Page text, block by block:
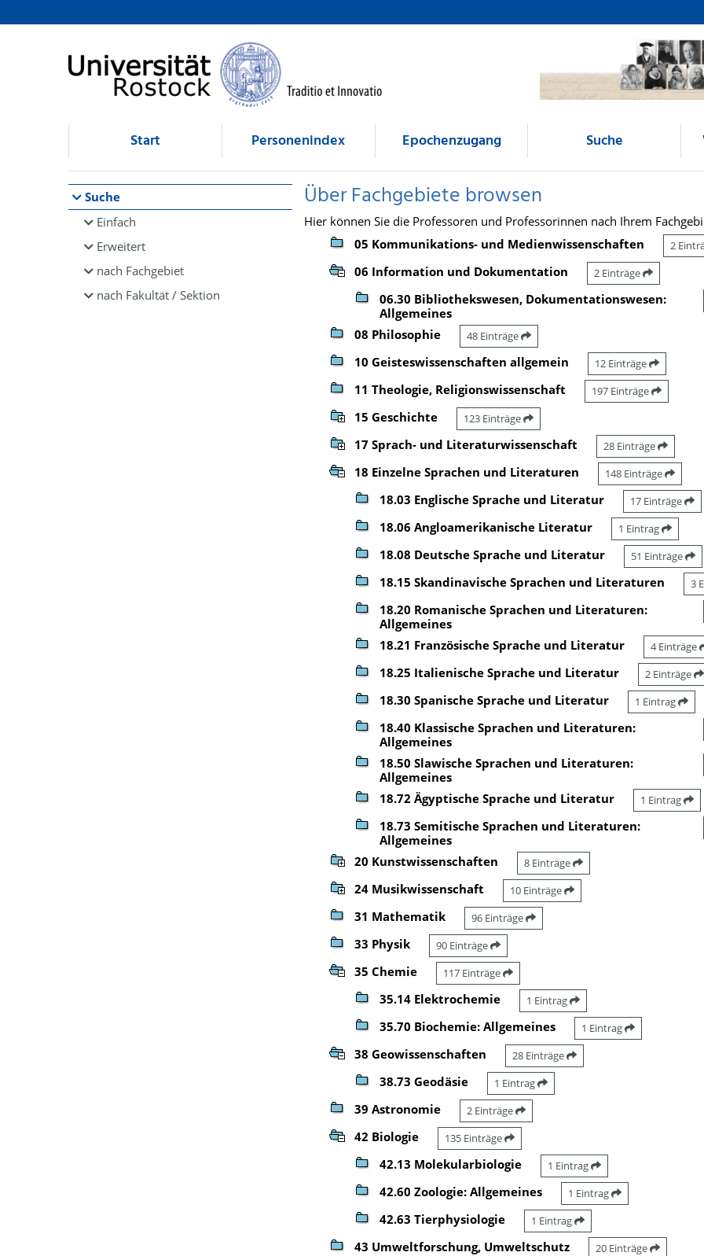
Browsen
direkt zum Inhalt
Start Personenindex Epochenzugang Suche
Suche
Einfach
Erweitert
nach Fachgebiet
nach Fakultät / Sektion
Über Fachgebiete browsen
Hier können Sie die Professoren und Professorinnen nach Ihrem
05 Kommunikations- und Medienwissenschaften
2
06 Information und Dokumentation 2 Einträge
06.30 Bibliothekswesen, Dokumentationswesen:
Allgemeines
08 Philosophie 48 Einträge
10 Geisteswissenschaften allgemein 12 Einträge
11 Theologie, Religionswissenschaft 197 Einträge
15 Geschichte 123 Einträge
17 Sprach- und Literaturwissenschaft 28 Einträge
18 Einzelne Sprachen und Literaturen 148 Einträge
18.03 Englische Sprache und Literatur 17 Einträge
18.06 Angloamerikanische Literatur 1 Eintrag
18.08 Deutsche Sprache und Literatur 51 Einträge
18.15 Skandinavische Sprachen und Literaturen 3
18.20 Romanische Sprachen und Literaturen:
Allgemeines
18.21 Französische Sprache und Literatur 4 Einträge
18.25 Italienische Sprache und Literatur 2 Einträge
18.30 Spanische Sprache und Literatur 1 Eintrag
18.40 Klassische Sprachen und Literaturen:
Allgemeines
18.50 Slawische Sprachen und Literaturen:
Allgemeines
18.72 Ägyptische Sprache und Literatur 1 Eintrag
18.73 Semitische Sprachen und Literaturen:
Allgemeines
20 Kunstwissenschaften 8 Einträge
24 Musikwissenschaft 10 Einträge
31 Mathematik 96 Einträge
33 Physik 90 Einträge
35 Chemie 117 Einträge
35.14 Elektrochemie 1 Eintrag
35.70 Biochemie: Allgemeines 1 Eintrag
38 Geowissenschaften 28 Einträge
38.73 Geodäsie 1 Eintrag
39 Astronomie 2 Einträge
42 Biologie 135 Einträge
42.13 Molekularbiologie 1 Eintrag
42.60 Zoologie: Allgemeines 1 Eintrag
42.63 Tierphysiologie 1 Eintrag
43 Umweltforschung, Umweltschutz 20 Einträge